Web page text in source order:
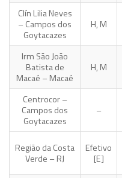
Clín Lilia Neves
– Campos dos
Goytacazes
H, M
Irm São João
Batista de
Macaé – Macaé
H, M
Centrocor –
Campos dos
Goytacazes
–
Região da Costa
Verde – RJ
Efetivo
[E]